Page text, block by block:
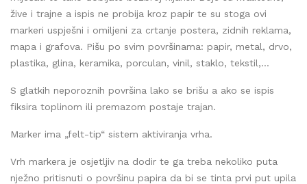
žive i trajne a ispis ne probija kroz papir te su stoga ovi
markeri uspješni i omiljeni za crtanje postera, zidnih reklama,
mapa i grafova. Pišu po svim površinama: papir, metal, drvo,
plastika, glina, keramika, porculan, vinil, staklo, tekstil,...
S glatkih neporoznih površina lako se brišu a ako se ispis
fiksira toplinom ili premazom postaje trajan.
Marker ima „felt-tip“ sistem aktiviranja vrha.
Vrh markera je osjetljiv na dodir te ga treba nekoliko puta
nježno pritisnuti o površinu papira da bi se tinta prvi put upila